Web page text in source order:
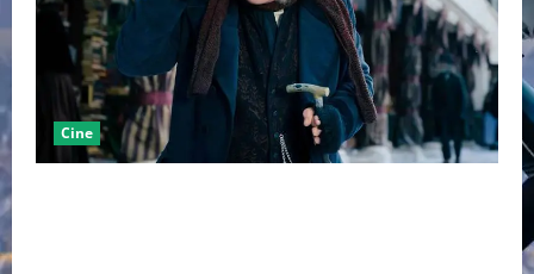
Cine